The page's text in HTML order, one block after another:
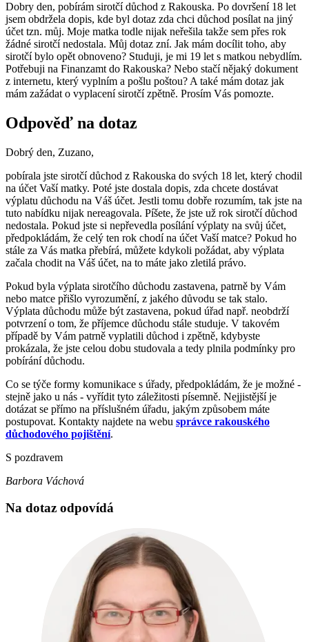
Dobry den, pobírám sirotčí důchod z Rakouska. Po dovršení 18 let
jsem obdržela dopis, kde byl dotaz zda chci důchod posílat na jiný
účet tzn. můj. Moje matka todle nijak neřešila takže sem přes rok
žádné sirotčí nedostala. Můj dotaz zní. Jak mám docílit toho, aby
sirotčí bylo opět obnoveno? Studuji, je mi 19 let s matkou nebydlím.
Potřebuji na Finanzamt do Rakouska? Nebo stačí nějaký dokument
z internetu, který vyplním a pošlu poštou? A také mám dotaz jak
mám zažádat o vyplacení sirotčí zpětně. Prosím Vás pomozte.
Odpověď na dotaz
Dobrý den, Zuzano,
pobírala jste sirotčí důchod z Rakouska do svých 18 let, který chodil
na účet Vaší matky. Poté jste dostala dopis, zda chcete dostávat
výplatu důchodu na Váš účet. Jestli tomu dobře rozumím, tak jste na
tuto nabídku nijak nereagovala. Píšete, že jste už rok sirotčí důchod
nedostala. Pokud jste si nepřevedla posílání výplaty na svůj účet,
předpokládám, že celý ten rok chodí na účet Vaší matce? Pokud ho
stále za Vás matka přebírá, můžete kdykoli požádat, aby výplata
začala chodit na Váš účet, na to máte jako zletilá právo.
Pokud byla výplata sirotčího důchodu zastavena, patrně by Vám
nebo matce přišlo vyrozumění, z jakého důvodu se tak stalo.
Výplata důchodu může být zastavena, pokud úřad např. neobdrží
potvrzení o tom, že příjemce důchodu stále studuje. V takovém
případě by Vám patrně vyplatili důchod i zpětně, kdybyste
prokázala, že jste celou dobu studovala a tedy plnila podmínky pro
pobírání důchodu.
Co se týče formy komunikace s úřady, předpokládám, že je možné -
stejně jako u nás - vyřídit tyto záležitosti písemně. Nejjistější je
dotázat se přímo na příslušném úřadu, jakým způsobem máte
postupovat. Kontakty najdete na webu správce rakouského
důchodového pojištění.
S pozdravem
Barbora Váchová
Na dotaz odpovídá